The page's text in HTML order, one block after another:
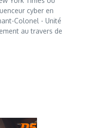
cyber en
Colonel - Unité
au travers de